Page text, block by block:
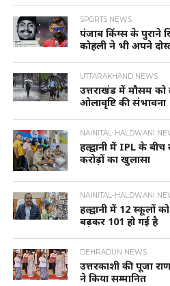
SPORTS NEWS
पंजाब किंग्स के पुराने
कोहली ने भी अपने
UTTARAKHAND NEWS
उत्तराखंड में मौसम
ओलावृष्टि की संभावना
NAINITAL-HALDWANI
हल्द्वानी में IPL के
करोड़ों का खुलासा
NAINITAL-HALDWANI
हल्द्वानी में 12 स्कूलों
बढ़कर 101 हो गई है
DEHRADUN NEWS
उत्तरकाशी की पूजा
ने किया सम्मानित